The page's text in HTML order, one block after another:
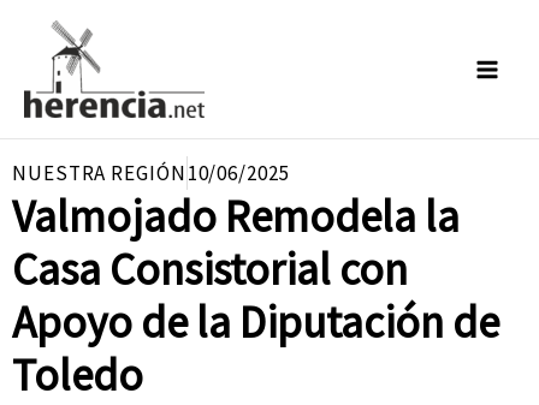
contenido
NUESTRA REGIÓN10/06/2025
Valmojado Remodela la
Casa Consistorial con
Apoyo de la Diputación de
Toledo